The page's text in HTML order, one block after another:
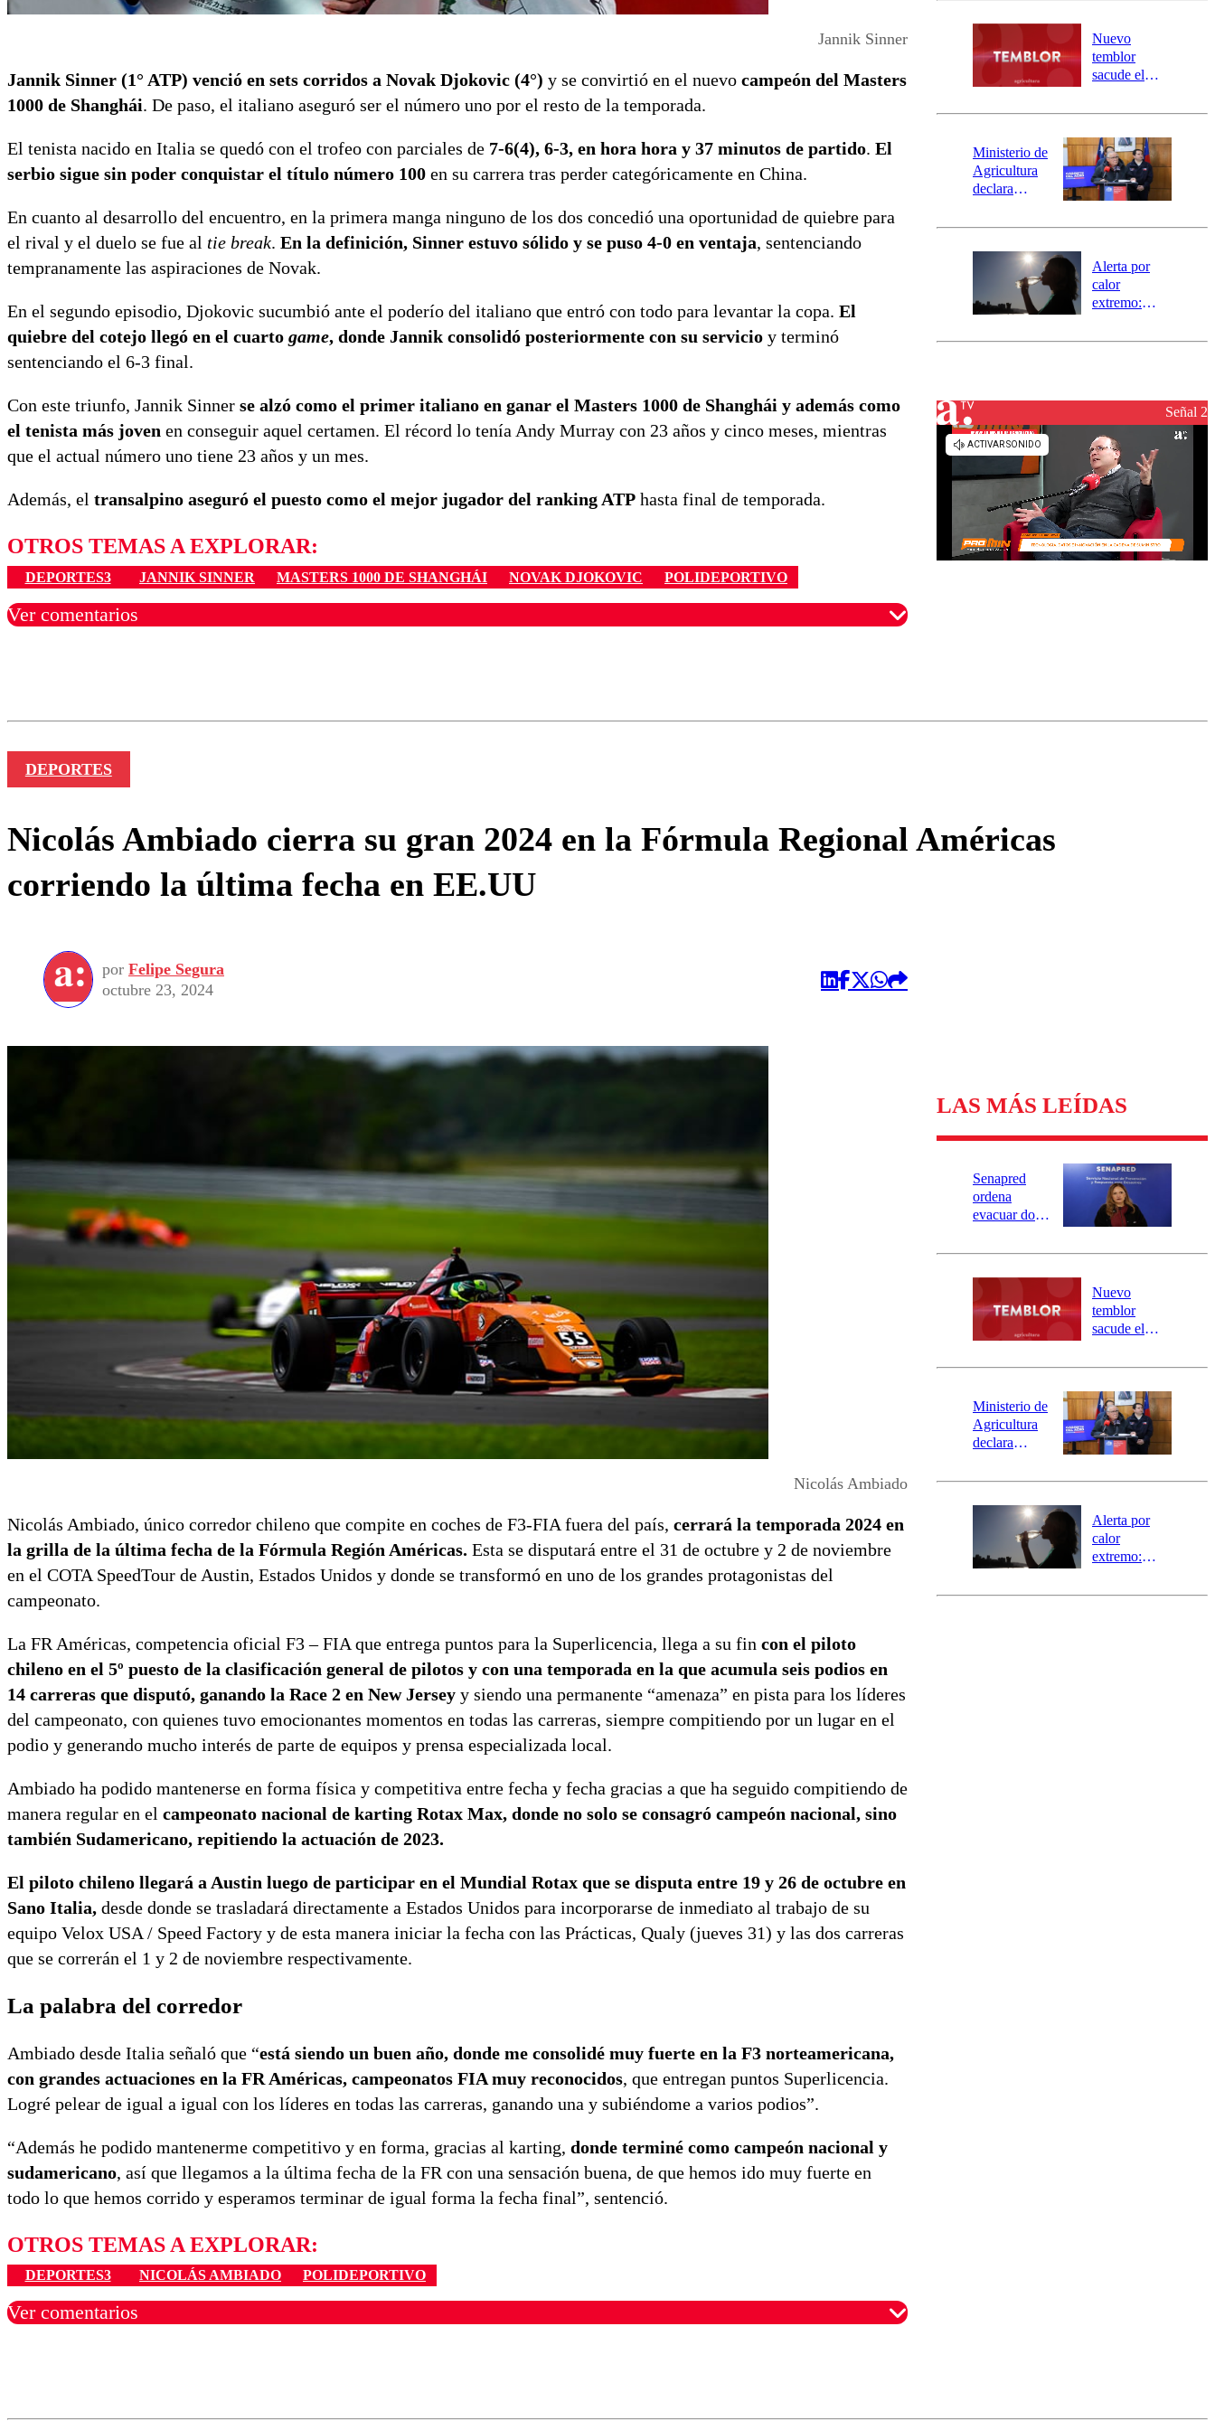
Jannik Sinner
Jannik Sinner (1° ATP) venció en sets corridos a Novak Djokovic (4°) y se convirtió en el nuevo campeón del Masters
1000 de Shanghái. De paso, el italiano aseguró ser el número uno por el resto de la temporada.
El tenista nacido en Italia se quedó con el trofeo con parciales de 7-6(4), 6-3, en hora hora y 37 minutos de partido. El
serbio sigue sin poder conquistar el título número 100 en su carrera tras perder categóricamente en China.
En cuanto al desarrollo del encuentro, en la primera manga ninguno de los dos concedió una oportunidad de quiebre para
el rival y el duelo se fue al tie break. En la definición, Sinner estuvo sólido y se puso 4-0 en ventaja, sentenciando
tempranamente las aspiraciones de Novak.
En el segundo episodio, Djokovic sucumbió ante el poderío del italiano que entró con todo para levantar la copa. El
quiebre del cotejo llegó en el cuarto game, donde Jannik consolidó posteriormente con su servicio y terminó
sentenciando el 6-3 final.
Con este triunfo, Jannik Sinner se alzó como el primer italiano en ganar el Masters 1000 de Shanghái y además como
el tenista más joven en conseguir aquel certamen. El récord lo tenía Andy Murray con 23 años y cinco meses, mientras
que el actual número uno tiene 23 años y un mes.
Además, el transalpino aseguró el puesto como el mejor jugador del ranking ATP hasta final de temporada.
OTROS TEMAS A EXPLORAR:
DEPORTES3 JANNIK SINNER MASTERS 1000 DE SHANGHÁI NOVAK DJOKOVIC POLIDEPORTIVO
Ver comentarios
río Damas:
activa
mensajería
SAE
Nuevo
temblor
sacude el
revisa la
epicentro
Ministerio de
Agricultura
declara
agrícola para
Alerta por
calor
extremo:
activa Alerta
Señal 2
DEPORTES
Nicolás Ambiado cierra su gran 2024 en la Fórmula Regional Américas
corriendo la última fecha en EE.UU
por Felipe Segura
octubre 23, 2024
Nicolás Ambiado
Nicolás Ambiado, único corredor chileno que compite en coches de F3-FIA fuera del país, cerrará la temporada 2024 en
la grilla de la última fecha de la Fórmula Región Américas. Esta se disputará entre el 31 de octubre y 2 de noviembre
en el COTA SpeedTour de Austin, Estados Unidos y donde se transformó en uno de los grandes protagonistas del
campeonato.
La FR Américas, competencia oficial F3 – FIA que entrega puntos para la Superlicencia, llega a su fin con el piloto
chileno en el 5º puesto de la clasificación general de pilotos y con una temporada en la que acumula seis podios en
14 carreras que disputó, ganando la Race 2 en New Jersey y siendo una permanente “amenaza” en pista para los líderes
del campeonato, con quienes tuvo emocionantes momentos en todas las carreras, siempre compitiendo por un lugar en el
podio y generando mucho interés de parte de equipos y prensa especializada local.
Ambiado ha podido mantenerse en forma física y competitiva entre fecha y fecha gracias a que ha seguido compitiendo de
manera regular en el campeonato nacional de karting Rotax Max, donde no solo se consagró campeón nacional, sino
también Sudamericano, repitiendo la actuación de 2023.
El piloto chileno llegará a Austin luego de participar en el Mundial Rotax que se disputa entre 19 y 26 de octubre en
Sano Italia, desde donde se trasladará directamente a Estados Unidos para incorporarse de inmediato al trabajo de su
equipo Velox USA / Speed Factory y de esta manera iniciar la fecha con las Prácticas, Qualy (jueves 31) y las dos carreras
que se correrán el 1 y 2 de noviembre respectivamente.
La palabra del corredor
Ambiado desde Italia señaló que “está siendo un buen año, donde me consolidé muy fuerte en la F3 norteamericana,
con grandes actuaciones en la FR Américas, campeonatos FIA muy reconocidos, que entregan puntos Superlicencia.
Logré pelear de igual a igual con los líderes en todas las carreras, ganando una y subiéndome a varios podios”.
“Además he podido mantenerme competitivo y en forma, gracias al karting, donde terminé como campeón nacional y
sudamericano, así que llegamos a la última fecha de la FR con una sensación buena, de que hemos ido muy fuerte en
todo lo que hemos corrido y esperamos terminar de igual forma la fecha final”, sentenció.
OTROS TEMAS A EXPLORAR:
DEPORTES3 NICOLÁS AMBIADO POLIDEPORTIVO
Ver comentarios
LAS MÁS LEÍDAS
Senapred
ordena
evacuar dos
Carahue por
río Damas:
activa
mensajería
SAE
Nuevo
temblor
sacude el
revisa la
epicentro
Ministerio de
Agricultura
declara
agrícola para
Alerta por
calor
extremo:
activa Alerta